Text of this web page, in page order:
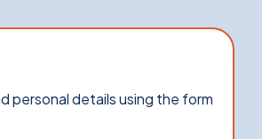
personal details using the form